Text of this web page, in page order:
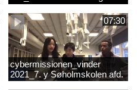
07:30
cybermissionen_vinder
2021_7. y Søholmskolen afd.
toftevang